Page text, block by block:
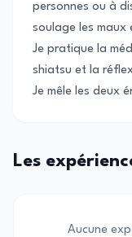
personnes ou à
soulage les maux
Je pratique la
shiatsu et la
Je mêle les deux
Les
Aucune